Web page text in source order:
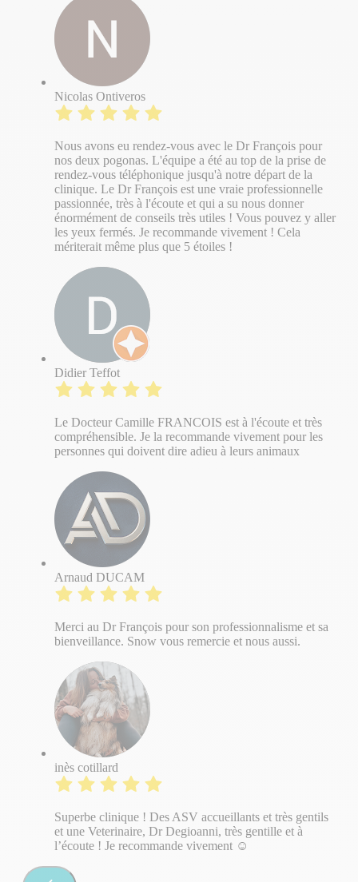
Nicolas Ontiveros
Nous avons eu rendez-vous avec le Dr François pour
nos deux pogonas. L'équipe a été au top de la prise de
rendez-vous téléphonique jusqu'à notre départ de la
clinique. Le Dr François est une vraie professionnelle
passionnée, très à l'écoute et qui a su nous donner
énormément de conseils très utiles ! Vous pouvez y aller
les yeux fermés. Je recommande vivement ! Cela
mériterait même plus que 5 étoiles !
Didier Teffot
Le Docteur Camille FRANCOIS est à l'écoute et très
compréhensible. Je la recommande vivement pour les
personnes qui doivent dire adieu à leurs animaux
Arnaud DUCAM
Merci au Dr François pour son professionnalisme et sa
bienveillance. Snow vous remercie et nous aussi.
inès cotillard
Superbe clinique ! Des ASV accueillants et très gentils
et une Veterinaire, Dr Degioanni, très gentille et à
l’écoute ! Je recommande vivement ☺️